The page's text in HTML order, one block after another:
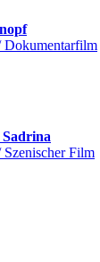
Dokumentarfilm
Szenischer Film